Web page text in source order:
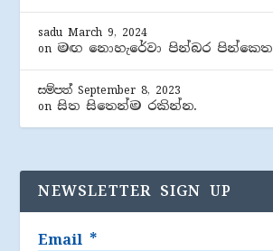
sadu March 9, 2024
on මඟ නොහැරේවා පින්බර පින්කෙත
සම්පත් September 8, 2023
onසිත සිතෙන්ම රකින්න.
NEWSLETTER SIGN UP
Email *